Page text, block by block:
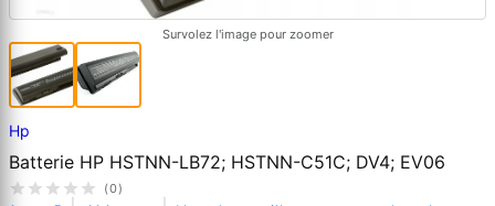
Survolez l'image pour zoomer
Hp
Batterie HP HSTNN-LB72; HSTNN-C51C; DV4; EV06
(0)